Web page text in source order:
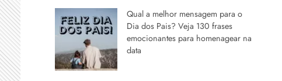
Qual a melhor mensagem para o
Dia dos Pais? Veja 130 frases
emocionantes para homenagear na
data